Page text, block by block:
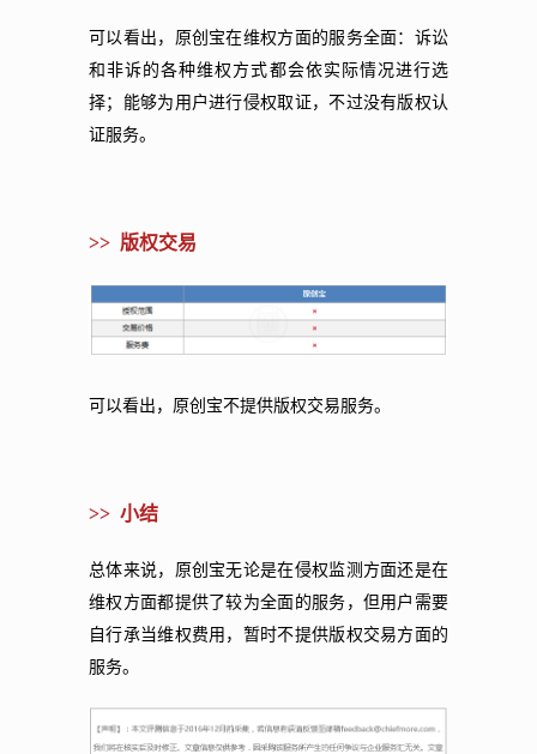
可以看出，原创宝在维权方面的服务全面：诉讼
和非诉的各种维权方式都会依实际情况进行选
择；能够为用户进行侵权取证，不过没有版权认
证服务。
>> 版权交易
可以看出，原创宝不提供版权交易服务。
>> 小结
总体来说，原创宝无论是在侵权监测方面还是在
维权方面都提供了较为全面的服务，但用户需要
自行承当维权费用，暂时不提供版权交易方面的
服务。